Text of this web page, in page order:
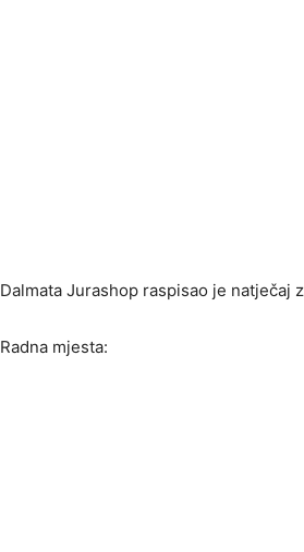
Dalmata Jurashop raspisao je natječaj
Radna mjesta: